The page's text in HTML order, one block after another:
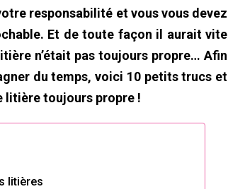
responsabilité et vous vous devez
Et de toute façon il aurait vite
n’était pas toujours propre… Afin
du temps, voici 10 petits trucs et
litière toujours propre !
litières